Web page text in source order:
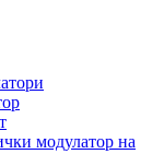
модулатор на